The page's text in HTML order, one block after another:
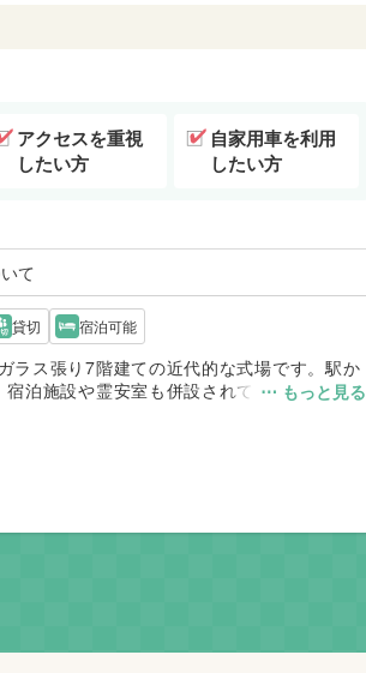
アクセスを重視
したい方
自家用車を利用
したい方
て
貸切 宿泊可能
ラス張り7階建ての近代的な式場です。駅か
泊施設や霊安室も併設されておりますの
⋯ もっと見る